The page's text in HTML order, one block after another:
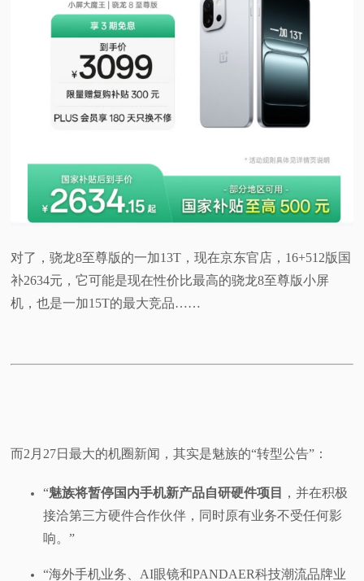
对了，骁龙8至尊版的一加13T，现在京东官店，16+512版国
补2634元，它可能是现在性价比最高的骁龙8至尊版小屏
机，也是一加15T的最大竞品……
而2月27日最大的机圈新闻，其实是魅族的“转型公告”：
“魅族将暂停国内手机新产品自研硬件项目
，并在积极
接洽第三方硬件合作伙伴，同时原有业务不受任何影
响。”
“海外手机业务、AI眼镜和PANDAER科技潮流品牌业